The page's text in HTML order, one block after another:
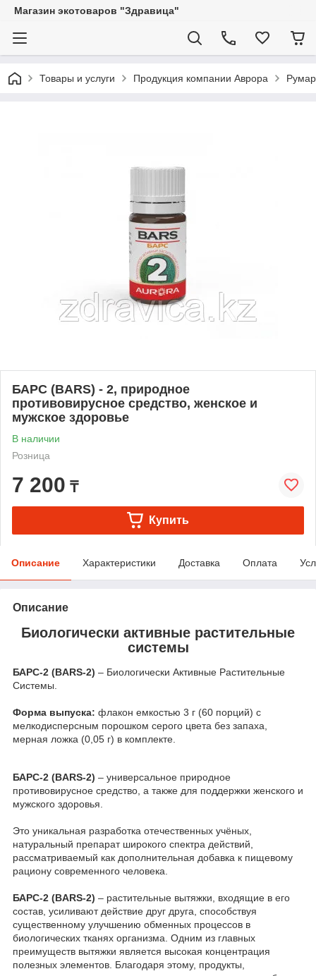
Магазин экотоваров "Здравица"
Товары и услуги Продукция компании Аврора
БАРС (BARS) - 2, природное
противовирусное средство, женское и
мужское здоровье
В наличии
Розница
7 200 ₸
Купить
Описание Характеристики Доставка Оплата
Описание
Биологически активные растительные
системы
БАРС-2 (BARS-2) – Биологически Активные Растительные
Системы.
Форма выпуска: флакон емкостью 3 г (60 порций) с
мелкодисперсным порошком серого цвета без запаха,
мерная ложка (0,05 г) в комплекте.
БАРС-2 (BARS-2) – универсальное природное
противовирусное средство, а также для поддержки женского и
мужского здоровья.
Это уникальная разработка отечественных учёных,
натуральный препарат широкого спектра действий,
рассматриваемый как дополнительная добавка к пищевому
рациону современного человека.
БАРС-2 (BARS-2) – растительные вытяжки, входящие в его
состав, усиливают действие друг друга, способствуя
существенному улучшению обменных процессов в
биологических тканях организма. Одним из главных
преимуществ вытяжки является высокая концентрация
полезных элементов. Благодаря этому, продукты,